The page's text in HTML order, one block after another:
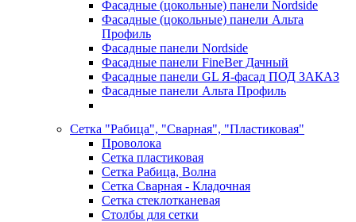
Фасадные (цокольные) панели Nordside
Фасадные (цокольные) панели Альта
Профиль
Фасадные панели Nordside
Фасадные панели FineBer Дачный
Фасадные панели GL Я-фасад ПОД ЗАКАЗ
Фасадные панели Альта Профиль
Сетка "Рабица", "Сварная", "Пластиковая"
Проволока
Сетка пластиковая
Сетка Рабица, Волна
Сетка Сварная - Кладочная
Сетка стеклотканевая
Столбы для сетки